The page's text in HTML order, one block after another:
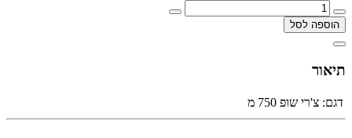
הוספה לסל
תיאור
דגם: צ'רי שופ 750 מ